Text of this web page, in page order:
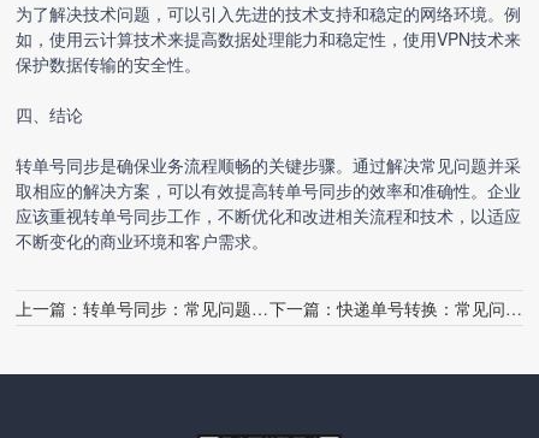
为了解决技术问题，可以引入先进的技术支持和稳定的网络环境。例
如，使用云计算技术来提高数据处理能力和稳定性，使用VPN技术来
保护数据传输的安全性。
四、结论
转单号同步是确保业务流程顺畅的关键步骤。通过解决常见问题并采
取相应的解决方案，可以有效提高转单号同步的效率和准确性。企业
应该重视转单号同步工作，不断优化和改进相关流程和技术，以适应
不断变化的商业环境和客户需求。
上一篇：转单号同步：常见问题解答 下一篇：快递单号转换：常见问题与解决方案